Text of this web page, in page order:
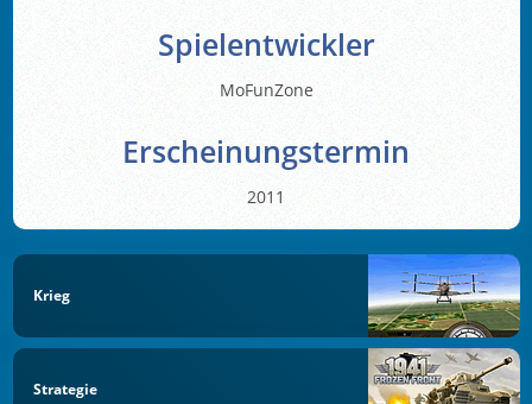
Spielentwickler
MoFunZone
Erscheinungstermin
2011
Krieg
Strategie